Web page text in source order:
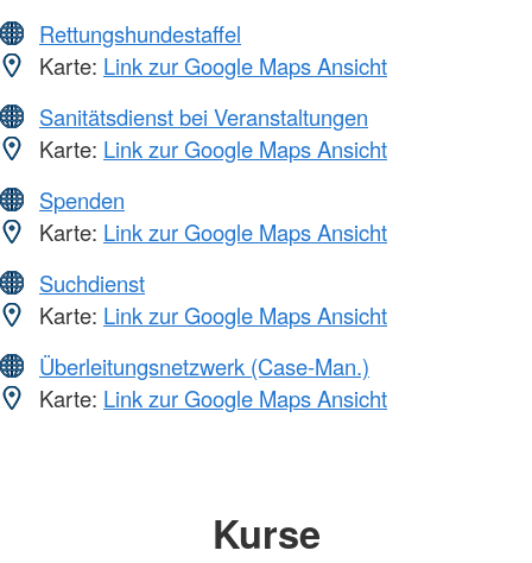
Rettungshundestaffel
Karte: Link zur Google Maps Ansicht
Sanitätsdienst bei Veranstaltungen
Karte: Link zur Google Maps Ansicht
Spenden
Karte: Link zur Google Maps Ansicht
Suchdienst
Karte: Link zur Google Maps Ansicht
Überleitungsnetzwerk (Case-Man.)
Karte: Link zur Google Maps Ansicht
Kurse